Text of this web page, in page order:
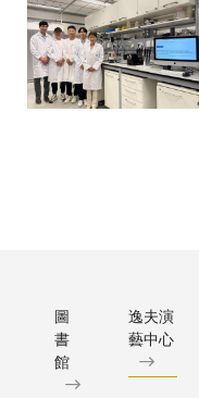
圖
書
館
逸夫演
藝中心